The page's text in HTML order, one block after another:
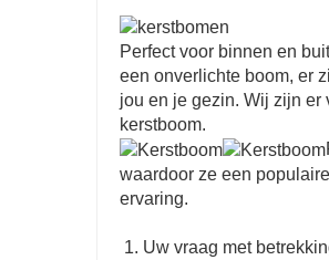
Perfect voor binnen en
een onverlichte boom, er
jou en je gezin. Wij zijn er
kerstboom.
waardoor ze een
ervaring.
1. Uw vraag met